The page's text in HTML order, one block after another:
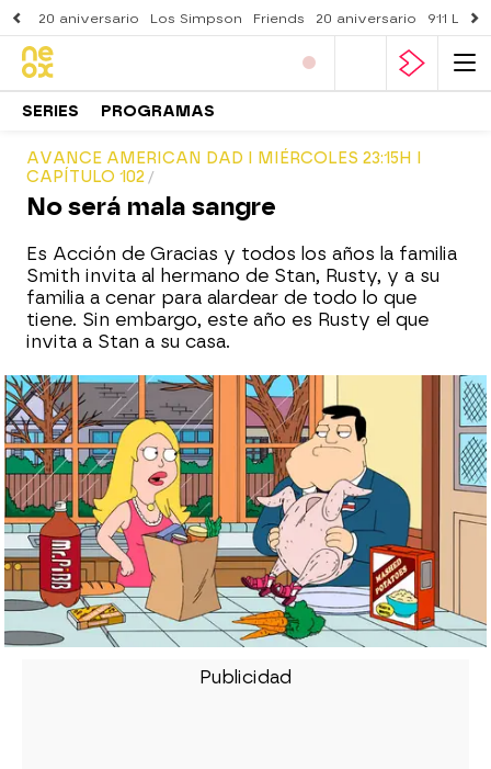
20 aniversario Los Simpson Friends 20 aniversario 911
SERIES PROGRAMAS
AVANCE AMERICAN DAD I MIÉRCOLES 23:15H I
CAPÍTULO 102
No será mala sangre
Es Acción de Gracias y todos los años la familia
Smith invita al hermano de Stan, Rusty, y a su
familia a cenar para alardear de todo lo que
tiene. Sin embargo, este año es Rusty el que
invita a Stan a su casa.